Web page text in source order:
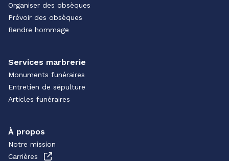
Organiser des obsèques
Prévoir des obsèques
Rendre hommage
Services marbrerie
Monuments funéraires
Entretien de sépulture
Articles funéraires
À propos
Notre mission
Carrières